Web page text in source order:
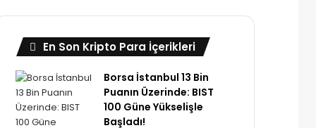
En Son Kripto Para İçerikleri
Borsa İstanbul 13 Bin
Puanın Üzerinde: BIST
100 Güne Yükselişle
Başladı!